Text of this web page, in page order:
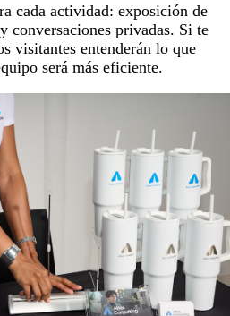
cada actividad: exposición de
conversaciones privadas. Si te
visitantes entenderán lo que
será más eficiente.